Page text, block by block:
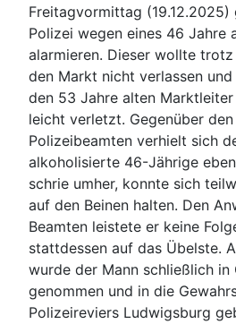
Freitagvormittag (19.12.2025)
Polizei wegen eines 46 Jahre
alarmieren. Dieser wollte
den Markt nicht verlassen
den 53 Jahre alten
leicht verletzt. Gegenüber
Polizeibeamten verhielt sich
alkoholisierte 46-Jährige
schrie umher, konnte sich
auf den Beinen halten. Den
Beamten leistete er keine
stattdessen auf das Übelste.
wurde der Mann schließlich in
genommen und in die
Polizeireviers Ludwigsburg